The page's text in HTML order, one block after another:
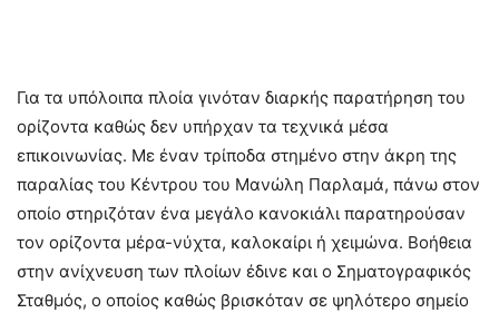
Για τα υπόλοιπα πλοία γινόταν διαρκής παρατήρηση του
ορίζοντα καθώς δεν υπήρχαν τα τεχνικά μέσα
επικοινωνίας. Με έναν τρίποδα στημένο στην άκρη της
παραλίας του Κέντρου του Μανώλη Παρλαμά, πάνω στον
οποίο στηριζόταν ένα μεγάλο κανοκιάλι παρατηρούσαν
τον ορίζοντα μέρα-νύχτα, καλοκαίρι ή χειμώνα. Βοήθεια
στην ανίχνευση των πλοίων έδινε και ο Σηματογραφικός
Σταθμός, ο οποίος καθώς βρισκόταν σε ψηλότερο σημείο